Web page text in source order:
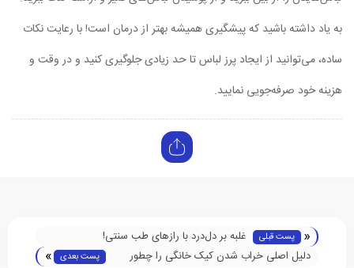
به یاد داشته باشید که پیشگیری همیشه بهتر از درمان است! با رعایت نکات
ساده، می‌توانید از ایجاد پرز لباس تا حد زیادی جلوگیری کنید و در وقت و
هزینه خود صرفه‌جویی نمایید.
« پست قبلی
غلبه بر دل‌درد با رازهای طب سنتی!
دلیل اصلی خراب شدن کیک خانگی را چطور
پست بعدی »